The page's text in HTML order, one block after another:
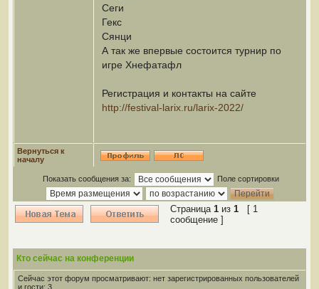
Сеги
Гекс
Сянци
А так же впервые состоится турнир по
игре Хнефатафл
Регистрация и контакты на сайте
http://festival-larix.ru/larix-2022/
Вернуться к
началу
Показать сообщения за: Поле сортировки
Страница 1 из 1 [ 1
сообщение ]
Кто сейчас на конференции
Сейчас этот форум просматривают: нет зарегистрированных пользователей
и гости: 3